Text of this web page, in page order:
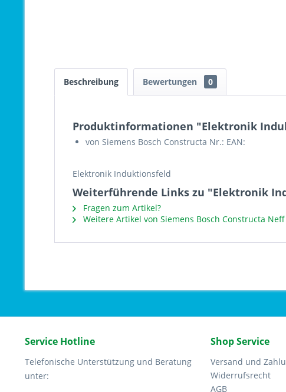
Beschreibung Bewertungen 0
Produktinformationen "Elektronik
von Siemens Bosch Constructa Nr.: EAN:
Elektronik Induktionsfeld
Weiterführende Links zu "Elektronik
Fragen zum Artikel?
Weitere Artikel von Siemens Bosch Constructa Neff
Service Hotline
Telefonische Unterstützung und Beratung
unter:
Shop Service
Versand und
Widerrufsrecht
AGB